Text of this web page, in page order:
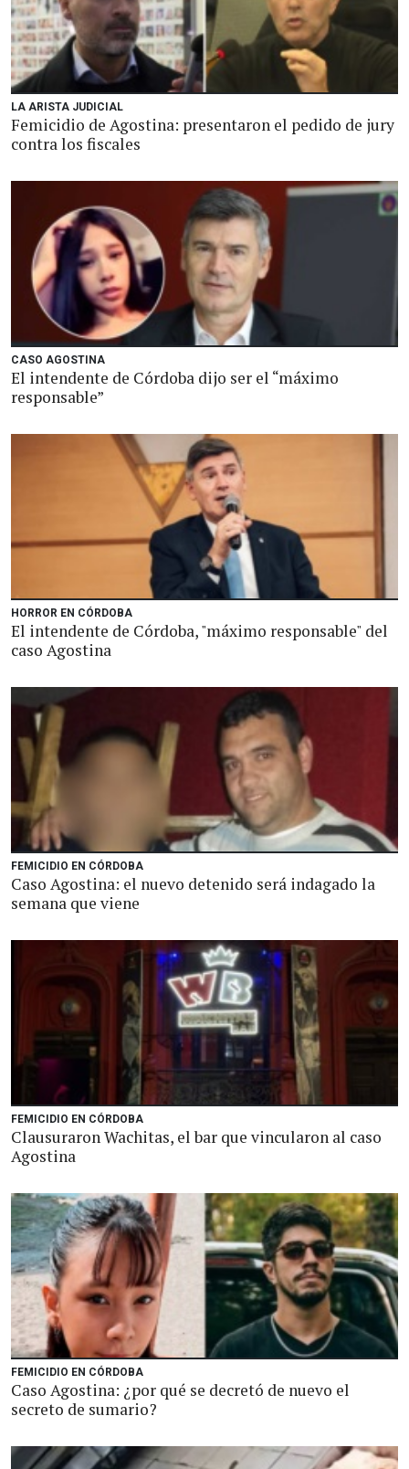
LA ARISTA JUDICIAL
Femicidio de Agostina: presentaron el pedido de jury
contra los fiscales
CASO AGOSTINA
El intendente de Córdoba dijo ser el “máximo
responsable”
HORROR EN CÓRDOBA
El intendente de Córdoba, "máximo responsable" del
caso Agostina
FEMICIDIO EN CÓRDOBA
Caso Agostina: el nuevo detenido será indagado la
semana que viene
FEMICIDIO EN CÓRDOBA
Clausuraron Wachitas, el bar que vincularon al caso
Agostina
FEMICIDIO EN CÓRDOBA
Caso Agostina: ¿por qué se decretó de nuevo el
secreto de sumario?